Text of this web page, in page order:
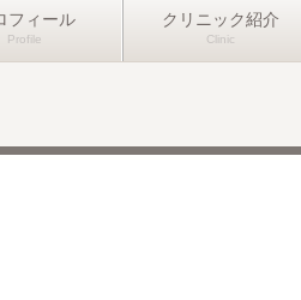
フィール クリニック紹介